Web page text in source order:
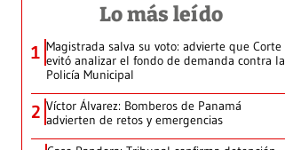
Lo más leído
1 Magistrada salva su voto: advierte que Corte
evitó analizar el fondo de demanda contra la
Policía Municipal
2 Víctor Álvarez: Bomberos de Panamá
advierten de retos y emergencias